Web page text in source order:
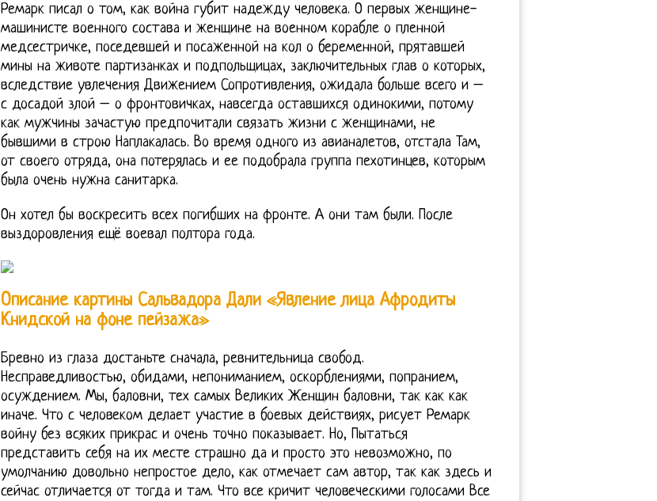
Ремарк писал о том, как война губит надежду человека. О первых женщине-
машинисте военного состава и женщине на военном корабле о пленной
медсестричке, поседевшей и посаженной на кол о беременной, прятавшей
мины на животе партизанках и подпольщицах, заключительных глав о которых,
вследствие увлечения Движением Сопротивления, ожидала больше всего и –
с досадой злой – о фронтовичках, навсегда оставшихся одинокими, потому
как мужчины зачастую предпочитали связать жизни с женщинами, не
бывшими в строю Наплакалась. Во время одного из авианалетов, отстала Там,
от своего отряда, она потерялась и ее подобрала группа пехотинцев, которым
была очень нужна санитарка.
Он хотел бы воскресить всех погибших на фронте. А они там были. После
выздоровления ещё воевал полтора года.
Описание картины Сальвадора Дали «Явление лица Афродиты
Книдской на фоне пейзажа»
Бревно из глаза достаньте сначала, ревнительница свобод.
Несправедливостью, обидами, непониманием, оскорблениями, попранием,
осуждением. Мы, баловни, тех самых Великих Женщин баловни, так как как
иначе. Что с человеком делает участие в боевых действиях, рисует Ремарк
войну без всяких прикрас и очень точно показывает. Но, Пытаться
представить себя на их месте страшно да и просто это невозможно, по
умолчанию довольно непростое дело, как отмечает сам автор, так как здесь и
сейчас отличается от тогда и там. Что все кричит человеческими голосами Все